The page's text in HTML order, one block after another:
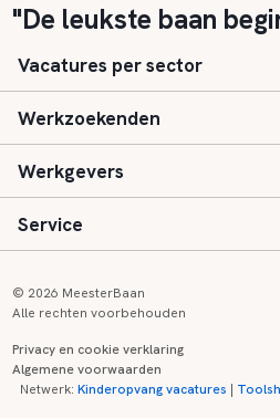
"De leukste baan
Vacatures per sector
Basisonderwijs
Speciaal (basis) onderwijs
Voortgezet onderwijs
Kinderopvang
Werkzoekenden
Aanmelden
Vacatures
Zij-instroom informatie
Werkgevers
Inloggen
Registreren
Service
Onderwijs links
© 2026 MeesterBaan
Alle rechten voorbehouden
Privacy en cookie verklaring
Algemene voorwaarden
Netwerk:Kinderopvang vacatures |